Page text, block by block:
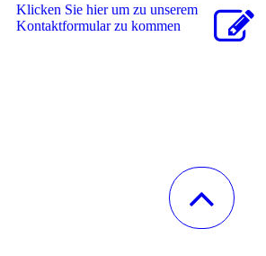
Klicken Sie hier um zu unserem
Kon­takt­for­mu­lar zu kommen